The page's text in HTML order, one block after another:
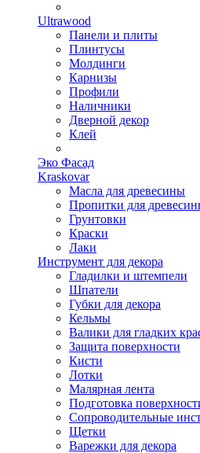
Ultrawood
Панели и плиты
Плинтусы
Молдинги
Карнизы
Профили
Наличники
Дверной декор
Клей
Эко Фасад
Kraskovar
Масла для древесины
Пропитки для
Грунтовки
Краски
Лаки
Инструмент для декора
Гладилки и штемпели
Шпатели
Губки для декора
Кельмы
Валики для гладких
Защита поверхности
Кисти
Лотки
Малярная лента
Подготовка
Сопроводительные
Щетки
Варежки для декора